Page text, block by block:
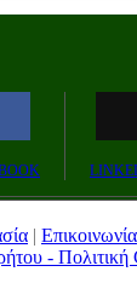
| Επικοινωνία
- Πολιτική